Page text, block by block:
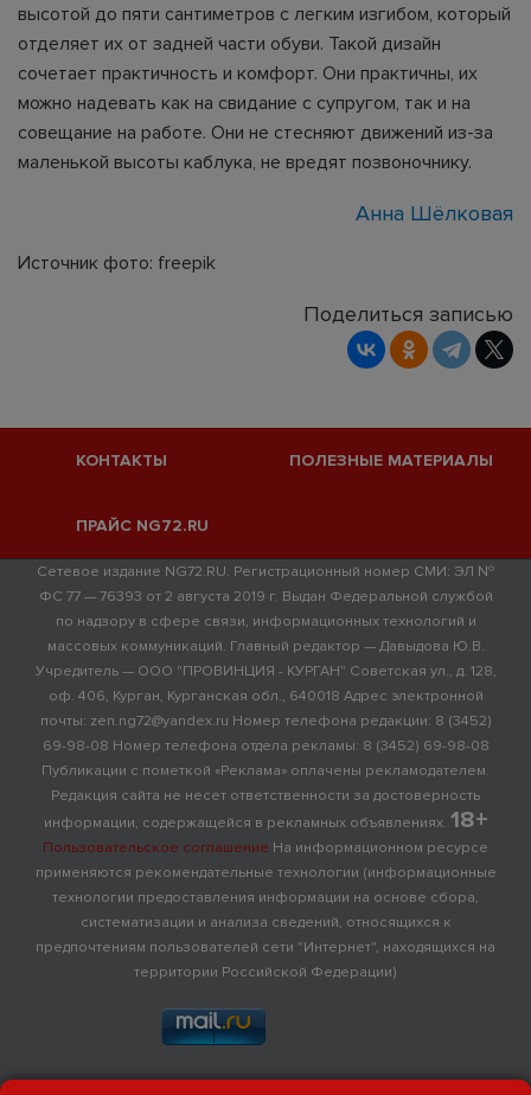
высотой до пяти сантиметров с легким изгибом, который
отделяет их от задней части обуви. Такой дизайн
сочетает практичность и комфорт. Они практичны, их
можно надевать как на свидание с супругом, так и на
совещание на работе. Они не стесняют движений из-за
маленькой высоты каблука, не вредят позвоночнику.
Анна Шёлковая
Источник фото: freepik
Поделиться записью
КОНТАКТЫ ПОЛЕЗНЫЕ МАТЕРИАЛЫ
ПРАЙС NG72.RU
Сетевое издание NG72.RU. Регистрационный номер СМИ: ЭЛ №
ФС 77 — 76393 от 2 августа 2019 г. Выдан Федеральной службой
по надзору в сфере связи, информационных технологий и
массовых коммуникаций. Главный редактор — Давыдова Ю.В.
Учредитель — ООО "ПРОВИНЦИЯ - КУРГАН" Советская ул., д. 128,
оф. 406, Курган, Курганская обл., 640018 Адрес электронной
почты: zen.ng72@yandex.ru Номер телефона редакции: 8 (3452)
69-98-08 Номер телефона отдела рекламы: 8 (3452) 69-98-08
Публикации с пометкой «Реклама» оплачены рекламодателем.
Редакция сайта не несет ответственности за достоверность
информации, содержащейся в рекламных объявлениях. 18+
Пользовательское соглашение На информационном ресурсе
применяются рекомендательные технологии (информационные
технологии предоставления информации на основе сбора,
систематизации и анализа сведений, относящихся к
предпочтениям пользователей сети "Интернет", находящихся на
территории Российской Федерации)